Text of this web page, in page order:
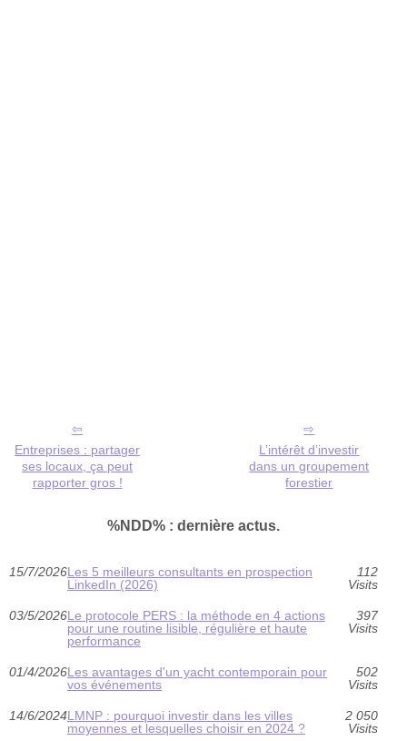
Entreprises : partager
ses locaux, ça peut
rapporter gros !
L’intérêt d’investir
dans un groupement
forestier
%NDD% : dernière actus.
15/7/2026Les 5 meilleurs consultants en prospection
LinkedIn (2026)
112
Visits
03/5/2026Le protocole PERS : la méthode en 4 actions
pour une routine lisible, régulière et haute
performance
397
Visits
01/4/2026Les avantages d'un yacht contemporain pour
vos événements
502
Visits
14/6/2024LMNP : pourquoi investir dans les villes
moyennes et lesquelles choisir en 2024 ?
2 050
Visits